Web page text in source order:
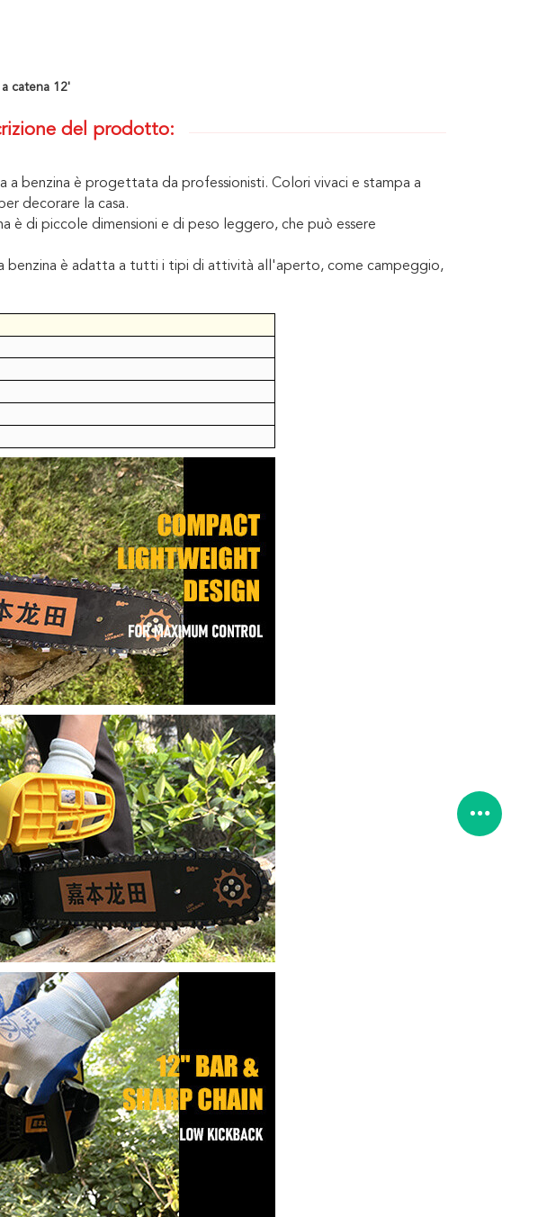
catena 12'
del prodotto:
benzina è progettata da professionisti. Colori vivaci e stampa a
decorare la casa.
è di piccole dimensioni e di peso leggero, che può essere
benzina è adatta a tutti i tipi di attività all'aperto, come campeggio,